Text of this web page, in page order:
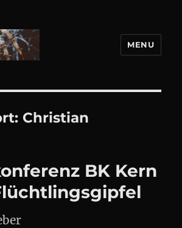
MENU
Christian
BK Kern